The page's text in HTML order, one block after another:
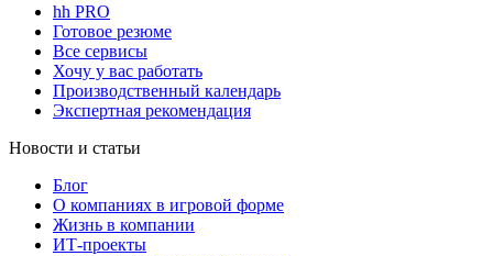
hh PRO
Готовое резюме
Все сервисы
Хочу у вас работать
Производственный календарь
Экспертная рекомендация
Новости и статьи
Блог
О компаниях в игровой форме
Жизнь в компании
ИТ-проекты